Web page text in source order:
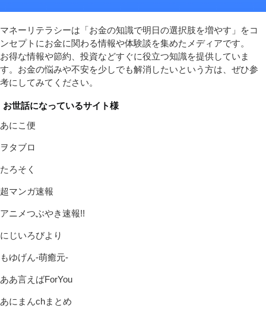
マネーリテラシーは「お金の知識で明日の選択肢を増やす」をコ
ンセプトにお金に関わる情報や体験談を集めたメディアです。
お得な情報や節約、投資などすぐに役立つ知識を提供していま
す。お金の悩みや不安を少しでも解消したいという方は、ぜひ参
考にしてみてください。
お世話になっているサイト様
あにこ便
ヲタブロ
たろそく
超マンガ速報
アニメつぶやき速報!!
にじいろびより
もゆげん-萌癒元-
ああ言えばForYou
あにまんchまとめ